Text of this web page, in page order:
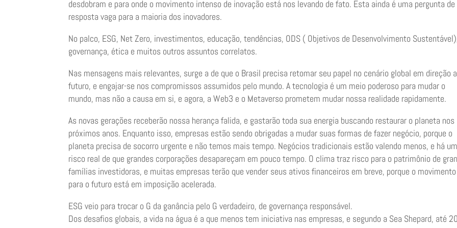
desdobram e para onde o movimento intenso de inovação está nos levando de fato. Esta ainda é uma pergunta de
resposta vaga para a maioria dos inovadores.
No palco, ESG, Net Zero, investimentos, educação, tendências, ODS ( Objetivos de Desenvolvimento
governança, ética e muitos outros assuntos correlatos.
Nas mensagens mais relevantes, surge a de que o Brasil precisa retomar seu papel no cenário global em direção
futuro, e engajar-se nos compromissos assumidos pelo mundo. A tecnologia é um meio poderoso para mudar o
mundo, mas não a causa em si, e agora, a Web3 e o Metaverso prometem mudar nossa realidade rapidamente.
As novas gerações receberão nossa herança falida, e gastarão toda sua energia buscando restaurar o planeta nos
próximos anos. Enquanto isso, empresas estão sendo obrigadas a mudar suas formas de fazer negócio, porque o
planeta precisa de socorro urgente e não temos mais tempo. Negócios tradicionais estão valendo menos, e há um
risco real de que grandes corporações desapareçam em pouco tempo. O clima traz risco para o patrimônio de
famílias investidoras, e muitas empresas terão que vender seus ativos financeiros em breve, porque o movimento
para o futuro está em imposição acelerada.
ESG veio para trocar o G da ganância pelo G verdadeiro, de governança responsável.
Dos desafios globais, a vida na água é a que menos tem iniciativa nas empresas, e segundo a Sea Shepard, até